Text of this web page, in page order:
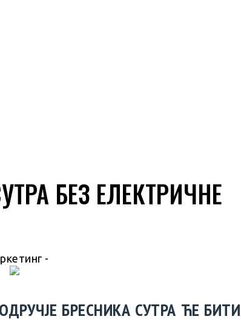
БЕЗ ЕЛЕКТРИЧНЕ
-
БРЕСНИКА СУТРА ЋЕ БИТИ